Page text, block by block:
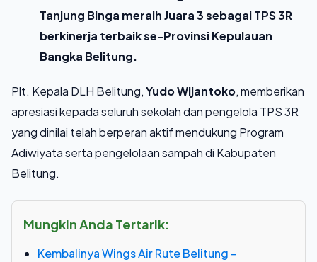
Tanjung Binga meraih Juara 3 sebagai TPS 3R
berkinerja terbaik se-Provinsi Kepulauan
Bangka Belitung.
Plt. Kepala DLH Belitung,Yudo Wijantoko, memberikan
apresiasi kepada seluruh sekolah dan pengelola TPS 3R
yang dinilai telah berperan aktif mendukung Program
Adiwiyata serta pengelolaan sampah di Kabupaten
Belitung.
Mungkin Anda Tertarik:
Kembalinya Wings Air Rute Belitung –